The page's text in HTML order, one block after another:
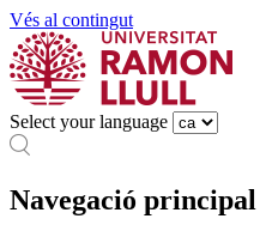
Vés al contingut
Select your language
Navegació principal